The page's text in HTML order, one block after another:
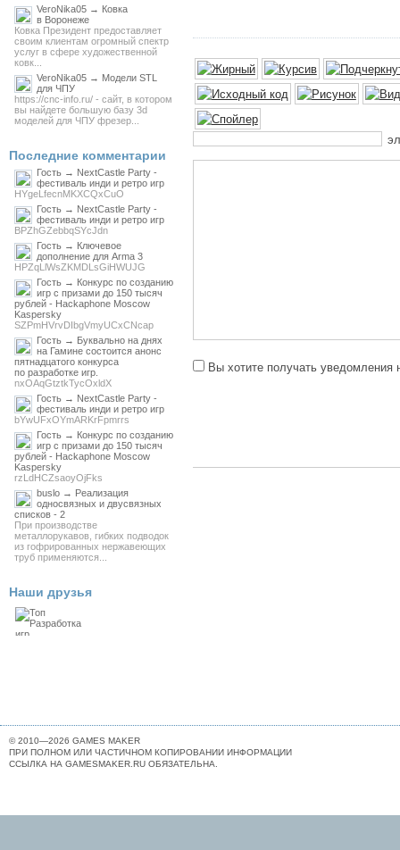
Вы хотите получать
VeroNika05 → Ковка
в Воронеже
Ковка Президент предоставляет
своим клиентам огромный спектр
услуг в сфере художественной
ковк...
VeroNika05 → Модели STL
для ЧПУ
https://cnc-info.ru/ - сайт, в котором
вы найдете большую базу 3d
моделей для ЧПУ фрезер...
Последние комментарии
Гость → NextCastle Party -
фестиваль инди и ретро игр
HYgeLfecnMKXCQxCuO
Гость → NextCastle Party -
фестиваль инди и ретро игр
BPZhGZebbqSYcJdn
Гость → Ключевое
дополнение для Arma 3
HPZqLlWsZKMDLsGiHWUJG
Гость → Конкурс по созданию
игр с призами до 150 тысяч
рублей - Hackaphone Moscow
Kaspersky
SZPmHVrvDIbgVmyUCxCNcap
Гость → Буквально на днях
на Гамине состоится анонс
пятнадцатого конкурса
по разработке игр.
nxOAqGtztkTycOxldX
Гость → NextCastle Party -
фестиваль инди и ретро игр
bYwUFxOYmARKrFpmrrs
Гость → Конкурс по созданию
игр с призами до 150 тысяч
рублей - Hackaphone Moscow
Kaspersky
rzLdHCZsaoyOjFks
buslo → Реализация
односвязных и двусвязных
списков - 2
При производстве
металлорукавов, гибких подводок
из гофрированных нержавеющих
труб применяются...
Наши друзья
© 2010—2026 GAMES MAKER
ПРИ ПОЛНОМ ИЛИ ЧАСТИЧНОМ КОПИРОВАНИИ ИНФОРМАЦИИ
ССЫЛКА НА GAMESMAKER.RU ОБЯЗАТЕЛЬНА.